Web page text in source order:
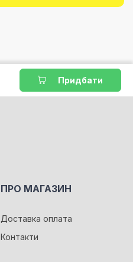
Придбати
ПРО МАГАЗИН
Доставка оплата
Контакти